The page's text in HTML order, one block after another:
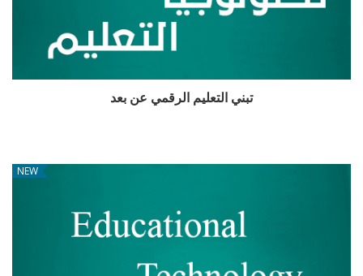
تبني التعليم الرقمي عن بعد
NEW